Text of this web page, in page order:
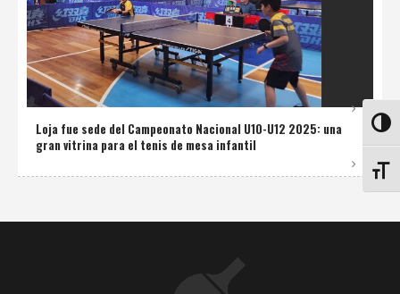
Loja fue sede del Campeonato Nacional U10-U12 2025: una
gran vitrina para el tenis de mesa infantil